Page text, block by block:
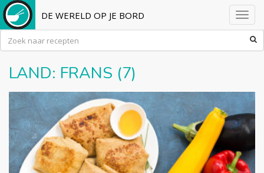
DE WERELD OP JE BORD
LAND: FRANS (7)